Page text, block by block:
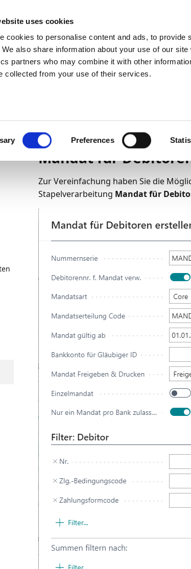
uses cookies
cookies to personalise content and ads, to provide
also share information about your use of our
partners who may combine it with other
collected from your use of their services.
Preferences
SEPA Lastschriften Einrichtung
Anlegen von
01.02.2023 3 Minuten Lesedauer
Mandat für
Zur Vereinfachung haben Sie die
Stapelverarbeitung Mandat für